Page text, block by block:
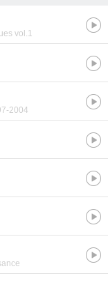
vol.1
2004